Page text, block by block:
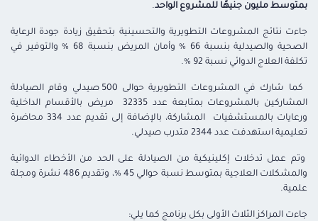
بمتوسط مليون جنيهًا للمشروع الواحد.
جاءت نتائج المشروعات التطويرية والتحسينية بتحقيق زيادة جودة الرعاية
الصحية والصيدلية بنسبة 66 % وأمان المريض بنسبة 68 % والتوفير في
تكلفة العلاج الدوائي نسبة 92 %.
كما شارك في المشروعات التطويرية حوالى 500 صيدلي وقام الصيادلة
المشاركين بالمشروعات بمتابعة عدد 32335 مريض بالأقسام الداخلية
ورعايات بالمستشفيات المشاركة، بالإضافة إلى تقديم عدد 334 محاضرة
تعليمية استهدفت عدد 2344 متدرب صيدلي.
وتم عمل تدخلات إكلينيكية من الصيادلة على الحد من الأخطاء الدوائية
والمشكلات العلاجية بمتوسط نسبة حوالي 45 %، وتقديم 486 نشرة ومجلة
علمية.
جاءت المراكز الثلاث الأولى بكل برنامج كما يلي: